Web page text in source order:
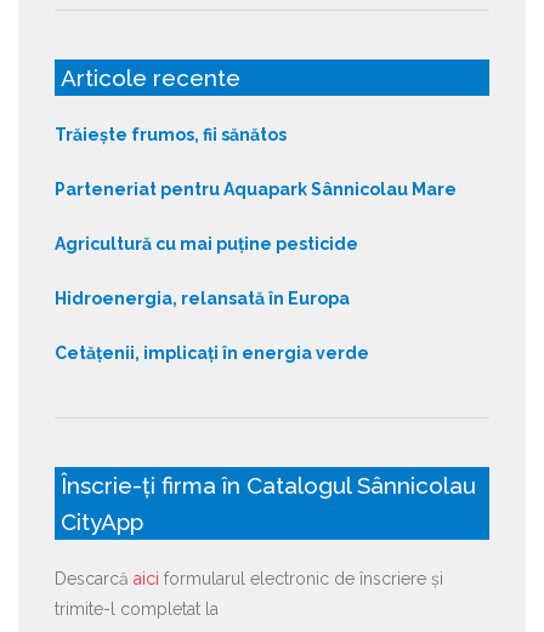
Articole recente
Trăiește frumos, fii sănătos
Parteneriat pentru Aquapark Sânnicolau Mare
Agricultură cu mai puține pesticide
Hidroenergia, relansată în Europa
Cetățenii, implicați în energia verde
Înscrie-ți firma în Catalogul Sânnicolau
CityApp
Descarcă aici formularul electronic de înscriere și
trimite-l completat la